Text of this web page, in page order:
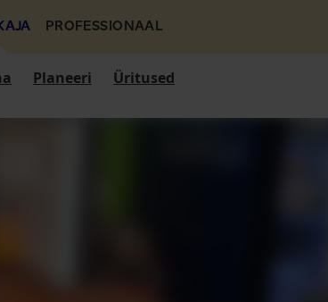
PROFESSIONAAL
Planeeri Üritused